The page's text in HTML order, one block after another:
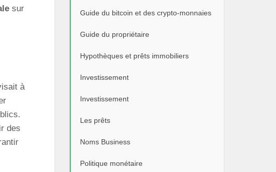
sur
à
des
Guide du bitcoin et des crypto-monnaies
Guide du propriétaire
Hypothèques et prêts immobiliers
Investissement
Investissement
Les prêts
Noms Business
Politique monétaire